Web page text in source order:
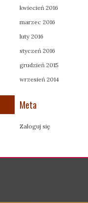
kwiecień 2016
marzec 2016
luty 2016
styczeń 2016
grudzień 2015
wrzesień 2014
Meta
Zaloguj się